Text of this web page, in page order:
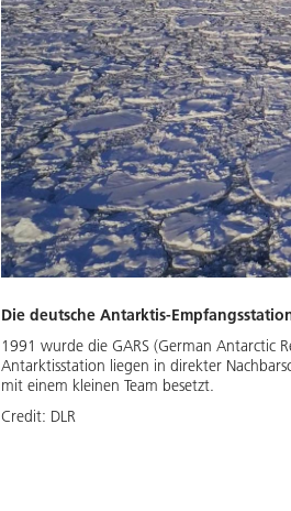
Die deutsche Antarktis-
1991 wurde die GARS (German Antarctic
Antarktisstation liegen in direkter
mit einem kleinen Team besetzt.
Credit: DLR